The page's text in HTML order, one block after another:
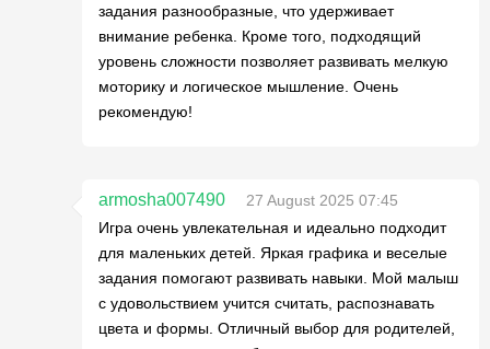
задания разнообразные, что удерживает
внимание ребенка. Кроме того, подходящий
уровень сложности позволяет развивать мелкую
моторику и логическое мышление. Очень
рекомендую!
armosha007490
27 August 2025 07:45
Игра очень увлекательная и идеально подходит
для маленьких детей. Яркая графика и веселые
задания помогают развивать навыки. Мой малыш
с удовольствием учится считать, распознавать
цвета и формы. Отличный выбор для родителей,